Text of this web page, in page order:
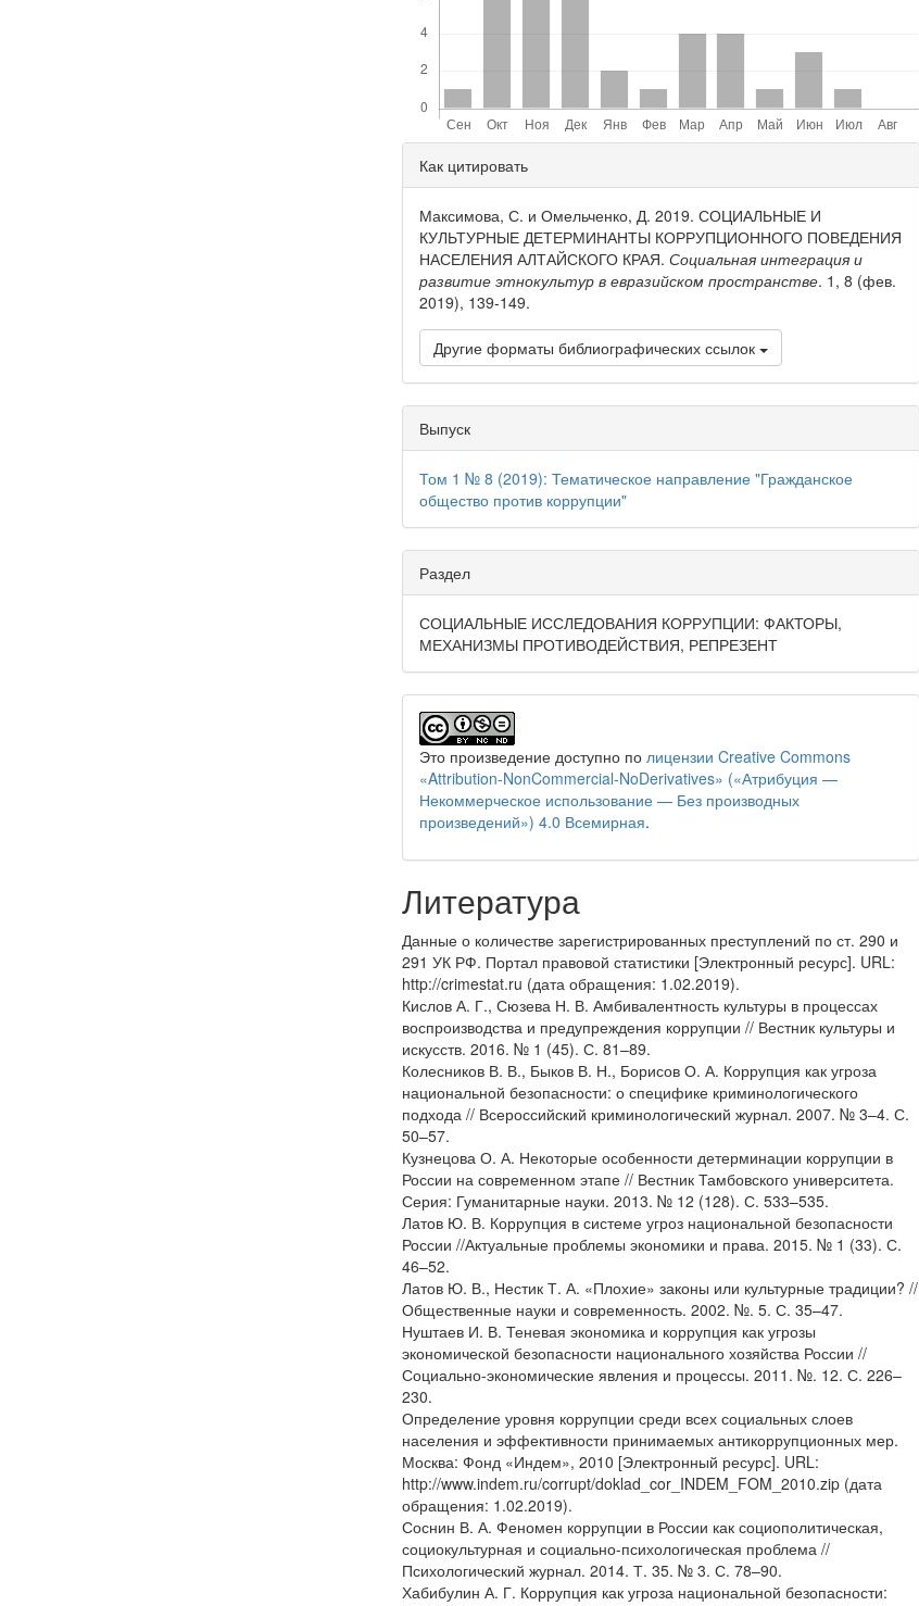
Детали
статьи
Как цитировать
Максимова, С. и Омельченко, Д. 2019. СОЦИАЛЬНЫЕ И
КУЛЬТУРНЫЕ ДЕТЕРМИНАНТЫ КОРРУПЦИОННОГО ПОВЕДЕНИЯ
НАСЕЛЕНИЯ АЛТАЙСКОГО КРАЯ.Социальная интеграция и
развитие этнокультур в евразийском пространстве. 1, 8 (фев.
2019), 139-149.
Другие форматы библиографических ссылок
Выпуск
Том 1 № 8 (2019): Тематическое направление "Гражданское
общество против коррупции"
Раздел
СОЦИАЛЬНЫЕ ИССЛЕДОВАНИЯ КОРРУПЦИИ: ФАКТОРЫ,
МЕХАНИЗМЫ ПРОТИВОДЕЙСТВИЯ, РЕПРЕЗЕНТ
Это произведение доступно полицензии Creative Commons
«Attribution-NonCommercial-NoDerivatives» («Атрибуция —
Некоммерческое использование — Без производных
произведений») 4.0 Всемирная.
Литература
Данные о количестве зарегистрированных преступлений по ст. 290 и
291 УК РФ. Портал правовой статистики [Электронный ресурс]. URL:
http://crimestat.ru (дата обращения: 1.02.2019).
Кислов А. Г., Сюзева Н. В. Амбивалентность культуры в процессах
воспроизводства и предупреждения коррупции // Вестник культуры и
искусств. 2016. № 1 (45). С. 81–89.
Колесников В. В., Быков В. Н., Борисов О. А. Коррупция как угроза
национальной безопасности: о специфике криминологического
подхода // Всероссийский криминологический журнал. 2007. № 3–4. С.
50–57.
Кузнецова О. А. Некоторые особенности детерминации коррупции в
России на современном этапе // Вестник Тамбовского университета.
Серия: Гуманитарные науки. 2013. № 12 (128). С. 533–535.
Латов Ю. В. Коррупция в системе угроз национальной безопасности
России //Актуальные проблемы экономики и права. 2015. № 1 (33). С.
46–52.
Латов Ю. В., Нестик Т. А. «Плохие» законы или культурные традиции? //
Общественные науки и современность. 2002. №. 5. С. 35–47.
Нуштаев И. В. Теневая экономика и коррупция как угрозы
экономической безопасности национального хозяйства России //
Социально-экономические явления и процессы. 2011. №. 12. С. 226–
230.
Определение уровня коррупции среди всех социальных слоев
населения и эффективности принимаемых антикоррупционных мер.
Москва: Фонд «Индем», 2010 [Электронный ресурс]. URL:
http://www.indem.ru/corrupt/doklad_cor_INDEM_FOM_2010.zip (дата
обращения: 1.02.2019).
Соснин В. А. Феномен коррупции в России как социополитическая,
социокультурная и социально-психологическая проблема //
Психологический журнал. 2014. Т. 35. № 3. С. 78–90.
Хабибулин А. Г. Коррупция как угроза национальной безопасности: